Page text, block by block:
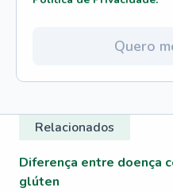
Quero
Relacionados
Diferença entre doença
glúten